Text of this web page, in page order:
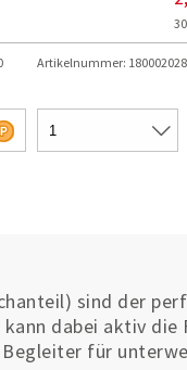
Artikelnummer: 180002028
sind der
dabei aktiv
für